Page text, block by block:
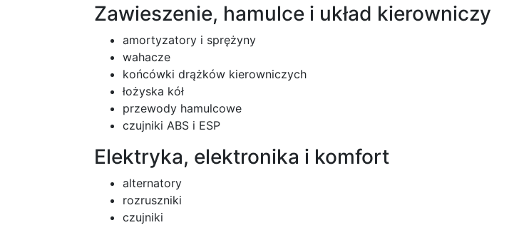
Zawieszenie, hamulce i układ kierowniczy
amortyzatory i sprężyny
wahacze
końcówki drążków kierowniczych
łożyska kół
przewody hamulcowe
czujniki ABS i ESP
Elektryka, elektronika i komfort
alternatory
rozruszniki
czujniki